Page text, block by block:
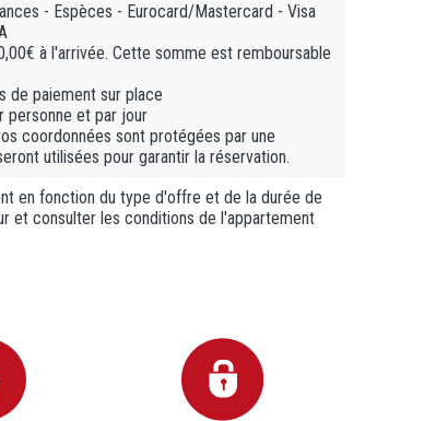
- Espèces - Eurocard/Mastercard - Visa
à l'arrivée. Cette somme est remboursable
de paiement sur place
personne et par jour
coordonnées sont protégées par une
utilisées pour garantir la réservation.
en fonction du type d'offre et de la durée de
et consulter les conditions de l'appartement